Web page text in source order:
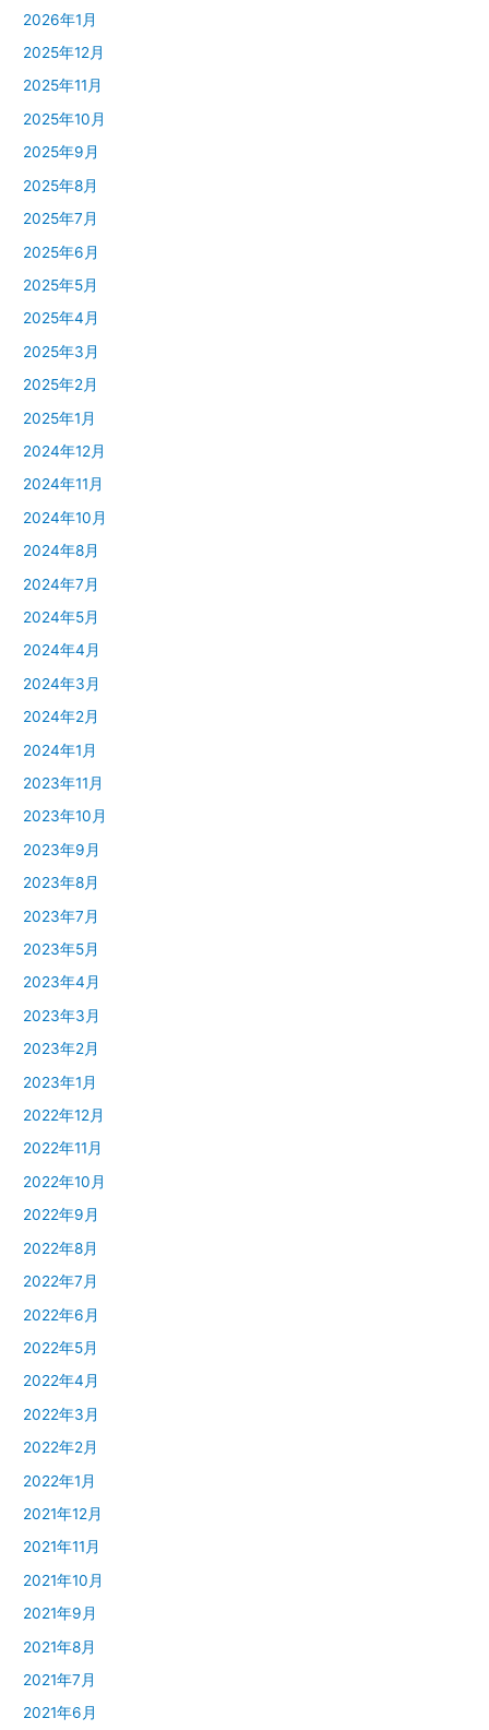
2026年1月
2025年12月
2025年11月
2025年10月
2025年9月
2025年8月
2025年7月
2025年6月
2025年5月
2025年4月
2025年3月
2025年2月
2025年1月
2024年12月
2024年11月
2024年10月
2024年8月
2024年7月
2024年5月
2024年4月
2024年3月
2024年2月
2024年1月
2023年11月
2023年10月
2023年9月
2023年8月
2023年7月
2023年5月
2023年4月
2023年3月
2023年2月
2023年1月
2022年12月
2022年11月
2022年10月
2022年9月
2022年8月
2022年7月
2022年6月
2022年5月
2022年4月
2022年3月
2022年2月
2022年1月
2021年12月
2021年11月
2021年10月
2021年9月
2021年8月
2021年7月
2021年6月